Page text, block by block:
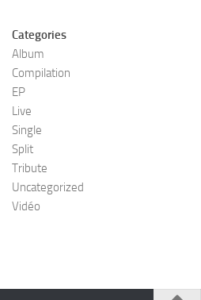
Categories
Album
Compilation
EP
Live
Single
Split
Tribute
Uncategorized
Vidéo